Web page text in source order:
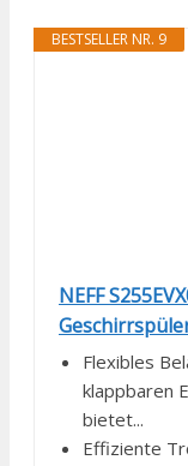
BESTSELLER NR. 9
NEFF
Flexibles
klappbaren
bietet...
Effiziente